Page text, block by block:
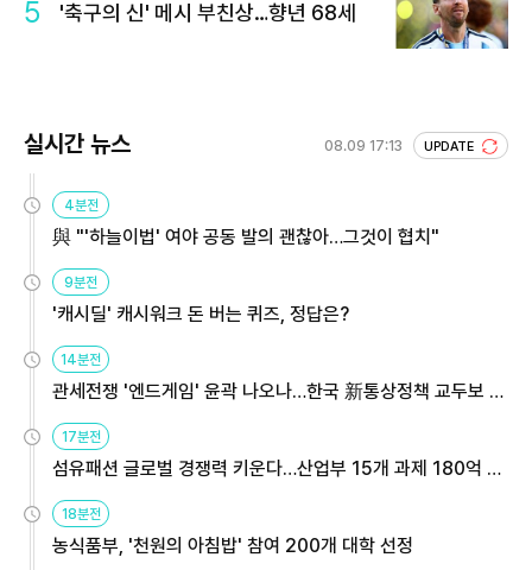
5 '축구의 신' 메시 부친상…향년 68세
실시간 뉴스 08.09 17:13 UPDATE
4분전
與 "'하늘이법' 여야 공동 발의 괜찮아…그것이 협치"
9분전
'캐시딜' 캐시워크 돈 버는 퀴즈, 정답은?
14분전
관세전쟁 '엔드게임' 윤곽 나오나…한국 新통상정책 교두보 활
용해야
17분전
섬유패션 글로벌 경쟁력 키운다…산업부 15개 과제 180억 지
원
18분전
농식품부, '천원의 아침밥' 참여 200개 대학 선정